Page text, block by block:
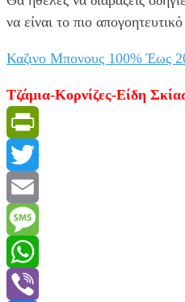
να είναι το πιο
Καζινο Μπονους 100% Έως
Τζάμια-Κορνίζες-Είδη
PrintFriendly
Twitter
Email
Message
WhatsApp